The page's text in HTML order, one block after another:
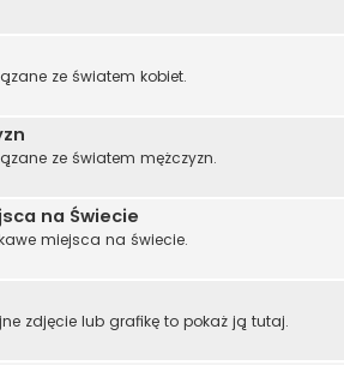
ze światem kobiet.
ze światem mężczyzn.
na Świecie
miejsca na świecie.
zdjęcie lub grafikę to pokaż ją tutaj.